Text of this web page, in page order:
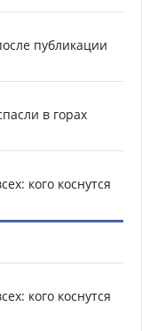
публикации
в горах
кого коснутся
кого коснутся